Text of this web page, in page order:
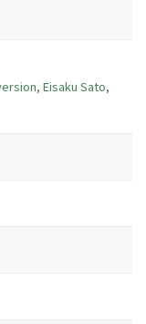
, Eisaku Sato,